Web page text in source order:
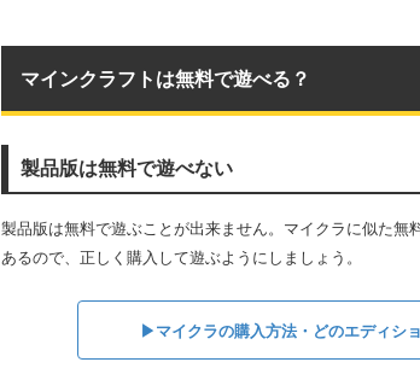
マインクラフトは無料で遊べる？
製品版は無料で遊べない
製品版は無料で遊ぶことが出来ません。マイクラに似た無
あるので、正しく購入して遊ぶようにしましょう。
▶︎マイクラの購入方法・どのエディシ